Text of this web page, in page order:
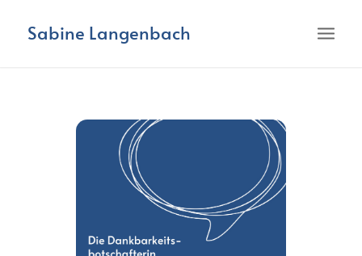
Sabine Langenbach